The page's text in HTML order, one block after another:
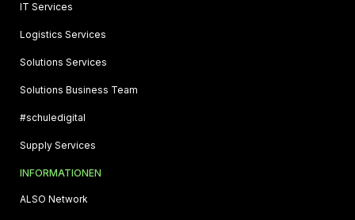
IT Services
Logistics Services
Solutions Services
Solutions Business Team
#schuledigital
Supply Services
INFORMATIONEN
ALSO Network